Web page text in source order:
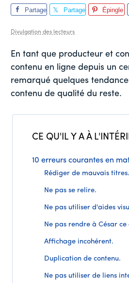
Partage
Partage
Épingle
Divulgation des lecteurs
En tant que producteur et
contenu en ligne depuis un
remarqué quelques
contenu de qualité du reste.
CE QU'IL Y A À
10 erreurs courantes en
Rédiger de mauvais titres.
Ne pas se relire.
Ne pas utiliser d'aides
Ne pas rendre à César ce
Affichage incohérent.
Duplication de contenu.
Ne pas utiliser de liens